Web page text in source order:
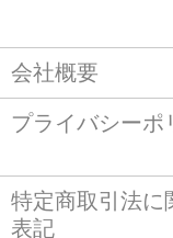
会社概要
プライバシーポ
特定商取引法に
表記